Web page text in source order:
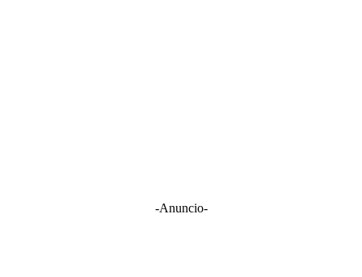
-Anuncio-